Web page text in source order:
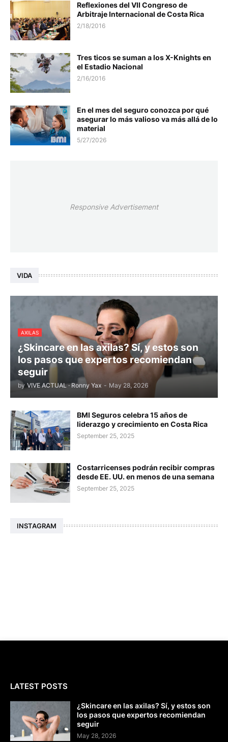
Reflexiones del VII Congreso de
Arbitraje Internacional de Costa Rica
2/18/2016
Tres ticos se suman a los X-Knights en
el Estadio Nacional
2/16/2016
En el mes del seguro conozca por qué
asegurar lo más valioso va más allá de lo
material
5/27/2026
Responsive Advertisement
VIDA
AXILAS
¿Skincare en las axilas? Sí, y estos son
los pasos que expertos recomiendan
seguir
by VIVE ACTUAL · Ronny Yax - May 28, 2026
BMI Seguros celebra 15 años de
liderazgo y crecimiento en Costa Rica
September 25, 2025
Costarricenses podrán recibir compras
desde EE. UU. en menos de una semana
September 25, 2025
INSTAGRAM
LATEST POSTS
¿Skincare en las axilas? Sí, y estos son
los pasos que expertos recomiendan
seguir
May 28, 2026